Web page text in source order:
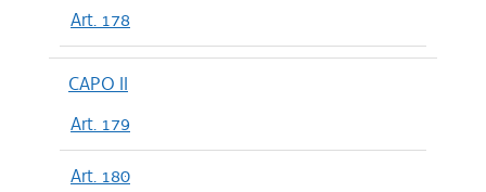
Art. 178
CAPO II
Art. 179
Art. 180